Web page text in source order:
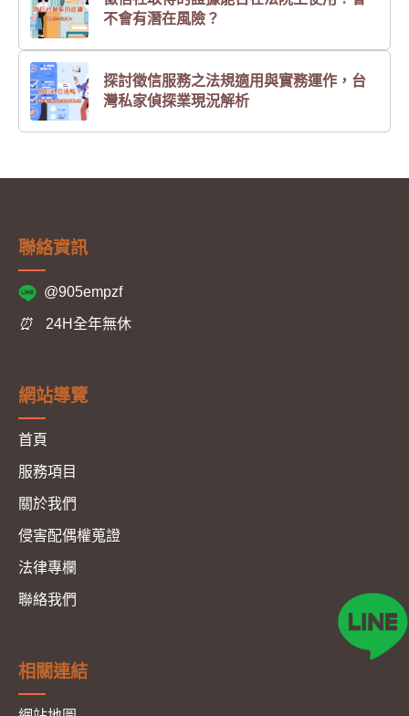
不會有潛在風險？
探討徵信服務之法規適用與實務運作，台
灣私家偵探業現況解析
聯絡資訊
@905empzf
⏰ 24H全年無休
網站導覽
首頁
服務項目
關於我們
侵害配偶權蒐證
法律專欄
聯絡我們
相關連結